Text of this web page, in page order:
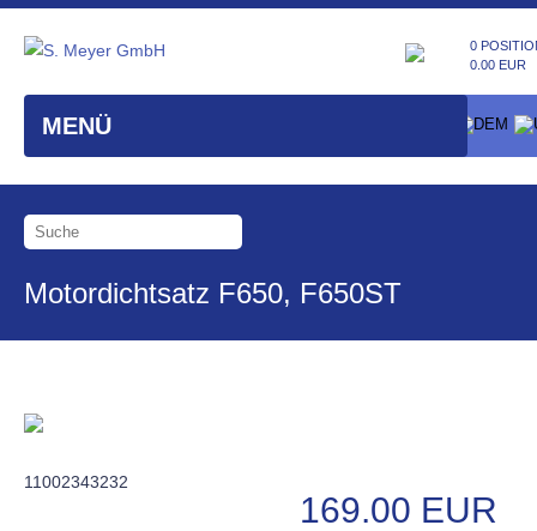
MENÜ
0
0.00 EUR
Motordichtsatz F650, F650ST
11002343232
169.00 EUR